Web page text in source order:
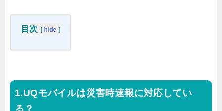
目次 [ hide ]
UQモバイルは災害時速報に対応してい
る？